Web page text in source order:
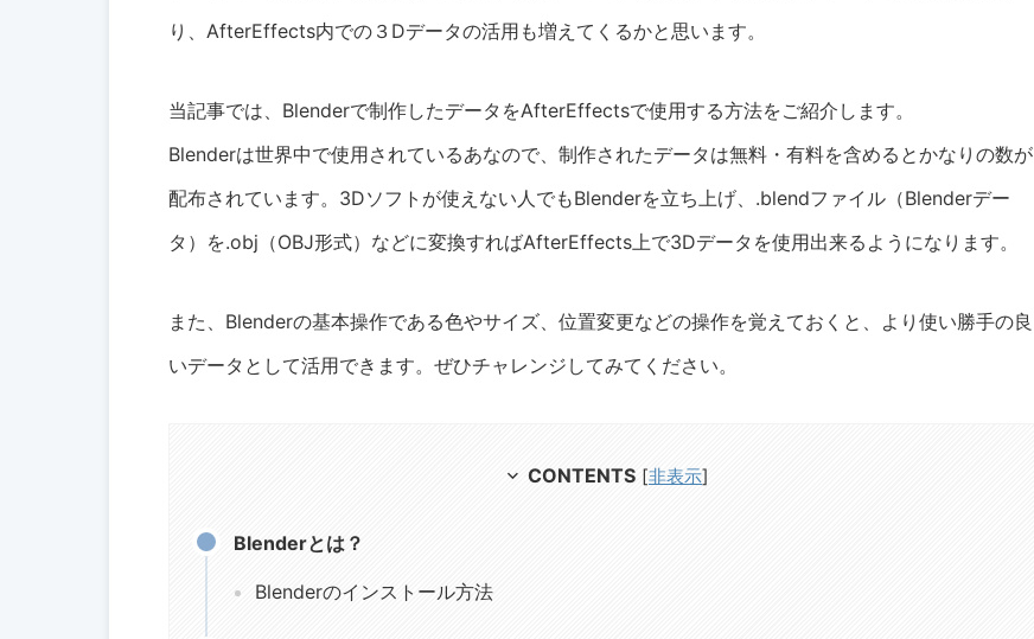
り、AfterEffects内での３Dデータの活用も増えてくるかと思います。
当記事では、Blenderで制作したデータをAfterEffectsで使用する方法をご紹介します。
Blenderは世界中で使用されているあなので、制作されたデータは無料・有料を含めるとかなりの数が
配布されています。3Dソフトが使えない人でもBlenderを立ち上げ、.blendファイル（Blenderデー
タ）を.obj（OBJ形式）などに変換すればAfterEffects上で3Dデータを使用出来るようになります。
また、Blenderの基本操作である色やサイズ、位置変更などの操作を覚えておくと、より使い勝手の良
いデータとして活用できます。ぜひチャレンジしてみてください。
CONTENTS [非表示]
Blenderとは？
Blenderのインストール方法